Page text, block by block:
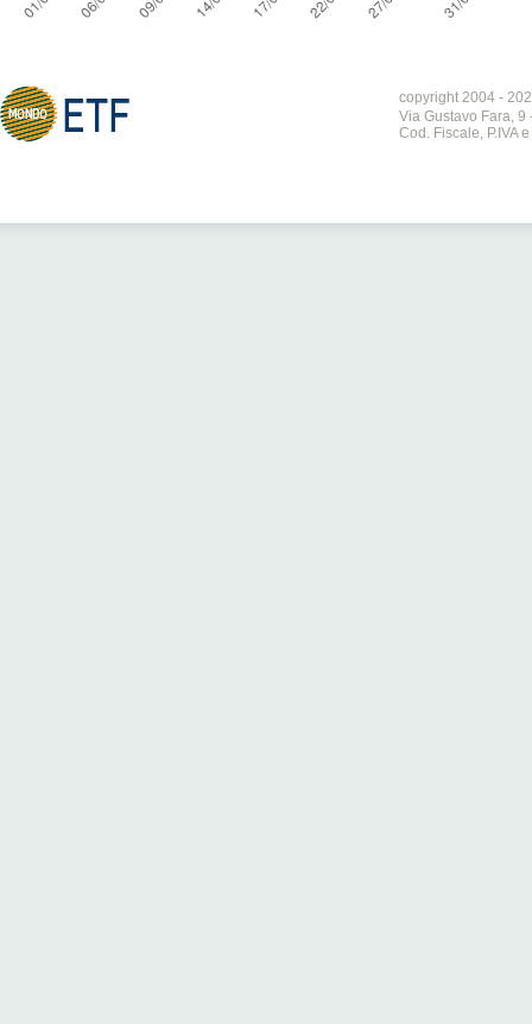
copyright 2004 -
Via Gustavo Fara, 9
Cod. Fiscale, P.IVA